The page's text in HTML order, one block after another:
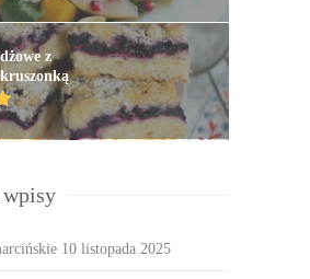
z
wpisy
10 listopada 2025